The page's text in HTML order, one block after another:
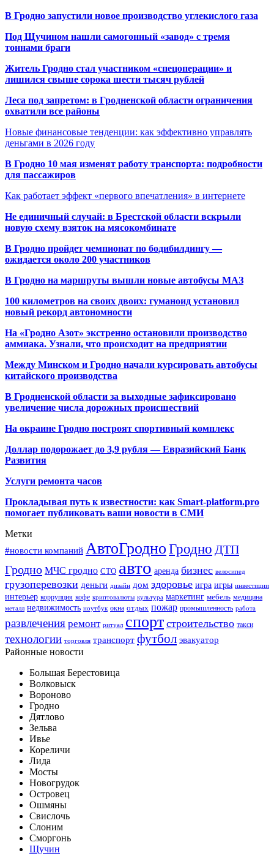
В Гродно запустили новое производство углекислого газа
Под Щучином нашли самогонный «завод» с тремя
тоннами браги
Житель Гродно стал участником «спецоперации» и
лишился свыше сорока шести тысяч рублей
Леса под запретом: в Гродненской области ограничения
охватили все районы
Новые финансовые тенденции: как эффективно управлять
деньгами в 2026 году
В Гродно 10 мая изменят работу транспорта: подробности
для пассажиров
Как работает эффект «первого впечатления» в интернете
Не единичный случай: в Брестской области вскрыли
новую схему взяток на мясокомбинате
В Гродно пройдет чемпионат по бодибилдингу —
ожидается около 200 участников
В Гродно на маршруты вышли новые автобусы МАЗ
100 километров на своих двоих: гуманоид установил
новый рекорд автономности
На «Гродно Азот» экстренно остановили производство
аммиака. Узнали, что происходит на предприятии
Между Минском и Гродно начали курсировать автобусы
китайского производства
В Гродненской области за выходные зафиксировано
увеличение числа дорожных происшествий
На окраине Гродно построят спортивный комплекс
Доллар подорожает до 3,9 рубля — Евразийский Банк
Развития
Услуги ремонта часов
Прокладывая путь к известности: как Smart-platform.pro
помогает публиковать ваши новости в СМИ
Метки
#новости компаний АвтоГродноГродно ДТП
Гродно МЧС гродно СТО авто аренда бизнес велосипед
грузоперевозки деньги дизайн дом здоровье игра игры инвестиции
интерьер коррупция кофе криптовалюты культура маркетинг мебель медицина
металл недвижимость ноутбук окна отдых пожар промышленность работа
развлечения ремонт ритуал спорт строительство такси
технологии торговля транспорт футбол эвакуатор
Районные новости
Большая Берестовица
Волковыск
Вороново
Гродно
Дятлово
Зельва
Ивье
Кореличи
Лида
Мосты
Новогрудок
Островец
Ошмяны
Свислочь
Слоним
Сморгонь
Щучин